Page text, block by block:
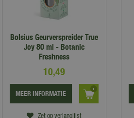
Bolsius Geurverspreider True
Joy 80 ml - Botanic
Freshness
10,49
Zet op verlanglijst
MEER INFORMATIE